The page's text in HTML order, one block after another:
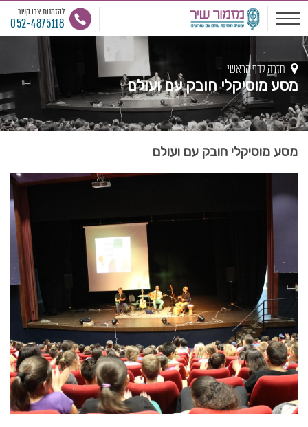
להזמנות צרו קשר
052-4875118
חזרה לדף הראשי
מסע מוסיקלי חובק עם ועולם
מסע מוסיקלי חובק עם ועולם